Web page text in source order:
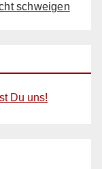
schweigen
Du uns!